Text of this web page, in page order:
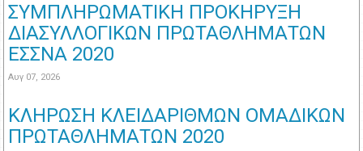
ΣΥΜΠΛΗΡΩΜΑΤΙΚΗ ΠΡΟΚΗΡΥΞΗ
ΔΙΑΣΥΛΛΟΓΙΚΩΝ ΠΡΩΤΑΘΛΗΜΑΤΩΝ
ΕΣΣΝΑ 2020
Αυγ 07, 2026
ΚΛΗΡΩΣΗ ΚΛΕΙΔΑΡΙΘΜΩΝ ΟΜΑΔΙΚΩΝ
ΠΡΩΤΑΘΛΗΜΑΤΩΝ 2020